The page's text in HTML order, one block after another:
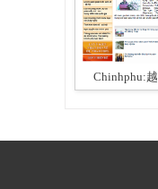
Chinhphu: